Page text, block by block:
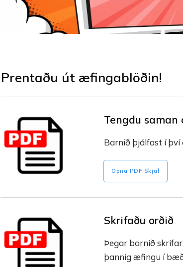
Prentaðu út æfingablöðin!
Tengdu saman
Barnið þjálfast í því
Opna PDF Skjal
Skrifaðu orðið
Þegar barnið
þannig æfingu í